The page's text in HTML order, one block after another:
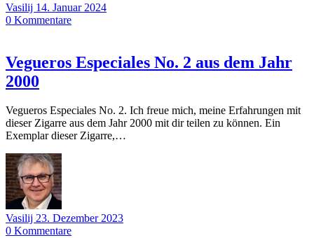
Vasilij 14. Januar 2024
0 Kommentare
Vegueros Especiales No. 2 aus dem Jahr
2000
Vegueros Especiales No. 2. Ich freue mich, meine Erfahrungen mit
dieser Zigarre aus dem Jahr 2000 mit dir teilen zu können. Ein
Exemplar dieser Zigarre,…
Vasilij 23. Dezember 2023
0 Kommentare